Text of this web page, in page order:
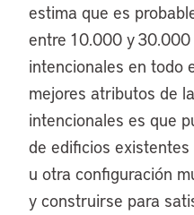
estima que es
entre 10.000 y
intencionales en todo
mejores atributos de
intencionales es que
de edificios
u otra configuración
y construirse para